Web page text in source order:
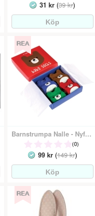
31 kr (39 kr)
Barnstrumpa Nalle - Nyfödd
(0)
99 kr(149 kr)